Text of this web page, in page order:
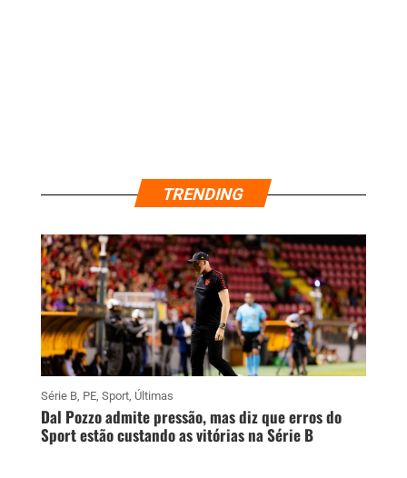
TRENDING
Série B, PE, Sport, Últimas
Dal Pozzo admite pressão, mas diz que erros do
Sport estão custando as vitórias na Série B